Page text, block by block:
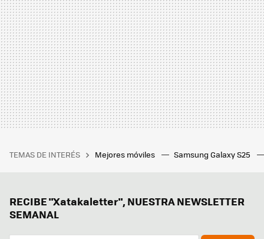
TEMAS DE INTERÉS Mejores móviles Samsung Galaxy S25
RECIBE "Xatakaletter", NUESTRA NEWSLETTER
SEMANAL